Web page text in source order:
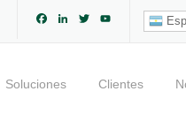
Facebook
LinkedIn
TwitterYouTube
Channel
Soluciones Clientes